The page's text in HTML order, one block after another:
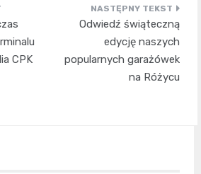
CPK
Odwiedź świąteczną
edycję naszych
popularnych garażówek
na Różycu